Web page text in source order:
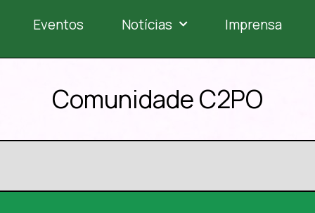
Eventos Notícias Imprensa
Comunidade C2PO